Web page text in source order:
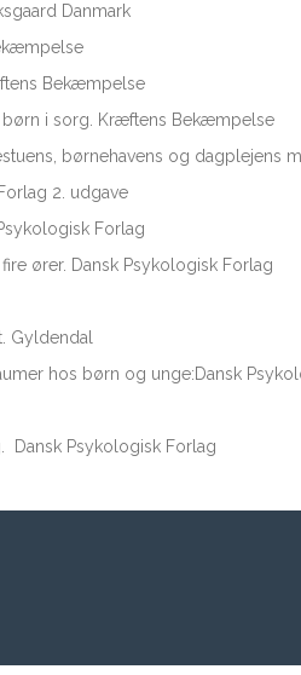
Danmark
Bekæmpelse
børn i sorg. Kræftens Bekæmpelse
børnehavens og
2. udgave
Forlag
ører. Dansk Psykologisk Forlag
Gyldendal
hos børn og unge:Dansk
Dansk Psykologisk Forlag